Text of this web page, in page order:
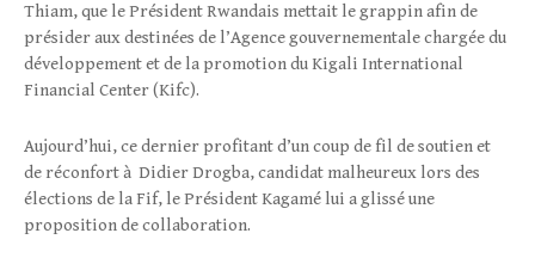
Thiam, que le Président Rwandais mettait le grappin afin de
présider aux destinées de l’Agence gouvernementale char­gée du
développement et de la promotion du Kigali Interna­tional
Financial Center (Kifc).
Aujourd’hui, ce dernier profitant d’un coup de fil de soutien et
de réconfort à Didier Drogba, candidat malheureux lors des
élections de la Fif, le Président Kagamé lui a glissé une
proposition de collaboration.